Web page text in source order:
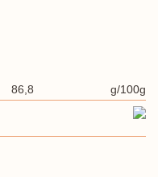
86,8 g/100g